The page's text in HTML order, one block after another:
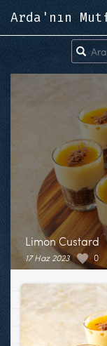
Arda'nın
Limon Custard
17 Haz 2023 0